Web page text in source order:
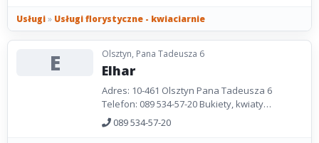
Usługi» Usługi florystyczne - kwiaciarnie
E Olsztyn, Pana Tadeusza 6
Elhar
Adres: 10-461 Olsztyn Pana Tadeusza 6
Telefon: 089 534-57-20 Bukiety, kwiaty
doniczkowe,wiązanki pogrzebowe i
okolicznościowe.
089 534-57-20